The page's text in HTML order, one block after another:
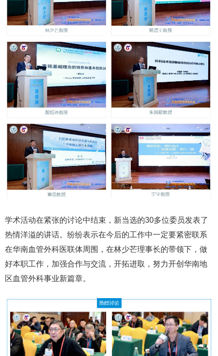
学术活动在紧张的讨论中结束，新当选的30多位委员发表了
热情洋溢的讲话。纷纷表示在今后的工作中一定要紧密联系
在华南血管外科医联体周围，在林少芒理事长的带领下，做
好本职工作，加强合作与交流，开拓进取，努力开创华南地
区血管外科事业新篇章。